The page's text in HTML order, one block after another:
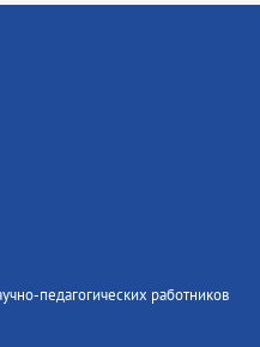
педагогических работников